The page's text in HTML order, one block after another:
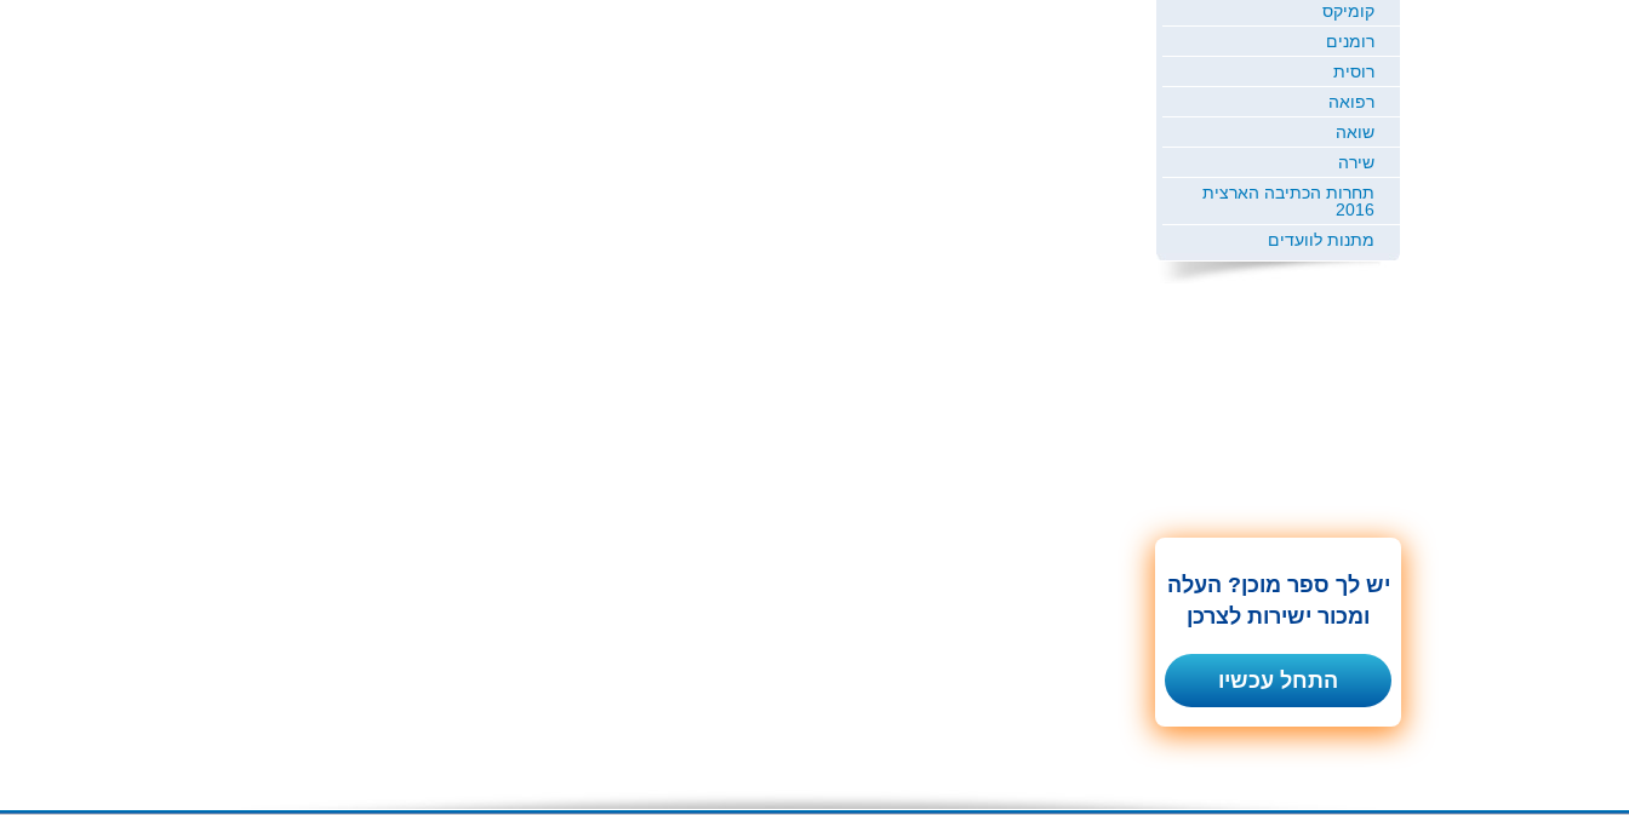
קומיקס
רומנים
רוסית
רפואה
שואה
שירה
תחרות הכתיבה הארצית
2016
מתנות לוועדים
יש לך ספר מוכן? העלה
ומכור ישירות לצרכן
התחל עכשיו